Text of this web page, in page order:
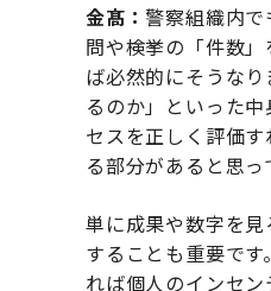
金髙：警察組織内
問や検挙の「件数
ば必然的にそうな
るのか」といった
セスを正しく評価
る部分があると思っ
単に成果や数字を
することも重要で
れば個人のインセ